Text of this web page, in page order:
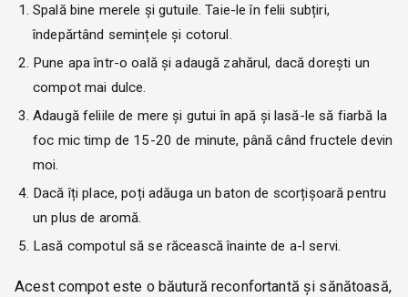
Spală bine merele și gutuile. Taie-le în felii subțiri,
îndepărtând semințele și cotorul.
Pune apa într-o oală și adaugă zahărul, dacă dorești un
compot mai dulce.
Adaugă feliile de mere și gutui în apă și lasă-le să fiarbă la
foc mic timp de 15-20 de minute, până când fructele devin
moi.
Dacă îți place, poți adăuga un baton de scorțișoară pentru
un plus de aromă.
Lasă compotul să se răcească înainte de a-l servi.
Acest compot este o băutură reconfortantă și sănătoasă,